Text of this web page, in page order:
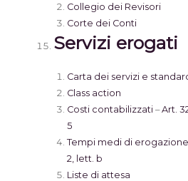
Collegio dei Revisori
Corte dei Conti
Servizi erogati
Carta dei servizi e
Class action
Costi contabilizzati–Art.
5
Tempi medi di
2, lett. b
Liste di attesa